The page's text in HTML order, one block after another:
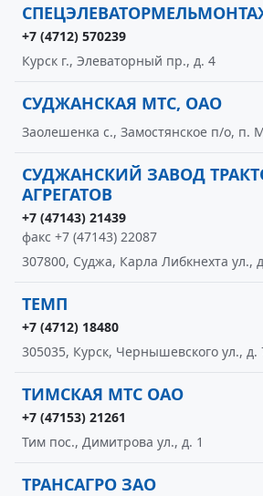
+7 (4712) 570239
Курск г., Элеваторный пр., д. 4
СУДЖАНСКАЯ МТС, ОАО
Заолешенка с., Замостянское п/о, п.
СУДЖАНСКИЙ ЗАВОД
АГРЕГАТОВ
+7 (47143) 21439
факс +7 (47143) 22087
307800, Суджа, Карла Либкнехта ул.,
ТЕМП
+7 (4712) 18480
305035, Курск, Чернышевского ул., д.
ТИМСКАЯ МТС ОАО
+7 (47153) 21261
Тим пос., Димитрова ул., д. 1
ТРАНСАГРО ЗАО